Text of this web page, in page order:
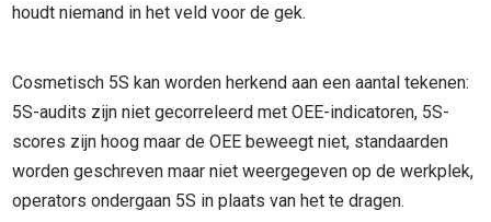
houdt niemand in het veld voor de gek.
Cosmetisch 5S kan worden herkend aan een aantal tekenen:
5S-audits zijn niet gecorreleerd met OEE-indicatoren, 5S-
scores zijn hoog maar de OEE beweegt niet, standaarden
worden geschreven maar niet weergegeven op de werkplek,
operators ondergaan 5S in plaats van het te dragen.